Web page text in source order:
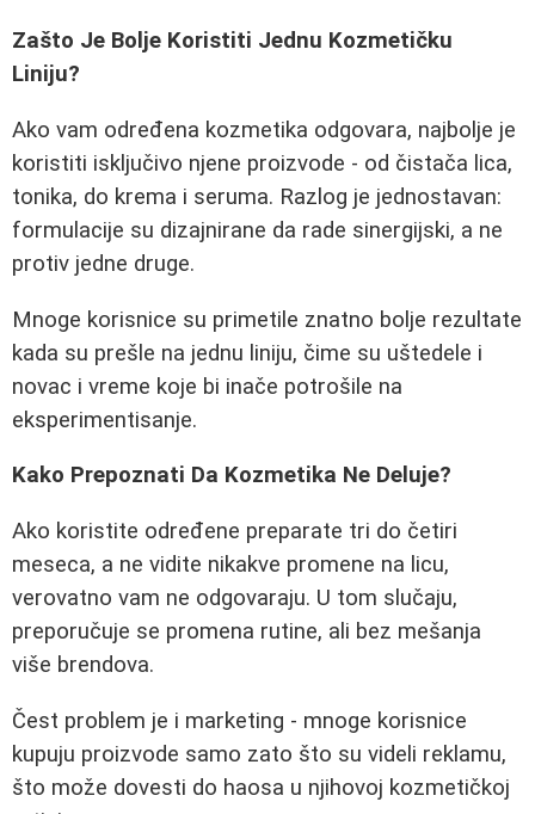
Zašto Je Bolje Koristiti Jednu Kozmetičku
Liniju?
Ako vam određena kozmetika odgovara, najbolje je
koristiti isključivo njene proizvode - od čistača lica,
tonika, do krema i seruma. Razlog je jednostavan:
formulacije su dizajnirane da rade sinergijski, a ne
protiv jedne druge.
Mnoge korisnice su primetile znatno bolje rezultate
kada su prešle na jednu liniju, čime su uštedele i
novac i vreme koje bi inače potrošile na
eksperimentisanje.
Kako Prepoznati Da Kozmetika Ne Deluje?
Ako koristite određene preparate tri do četiri
meseca, a ne vidite nikakve promene na licu,
verovatno vam ne odgovaraju. U tom slučaju,
preporučuje se promena rutine, ali bez mešanja
više brendova.
Čest problem je i marketing - mnoge korisnice
kupuju proizvode samo zato što su videli reklamu,
što može dovesti do haosa u njihovoj kozmetičkoj